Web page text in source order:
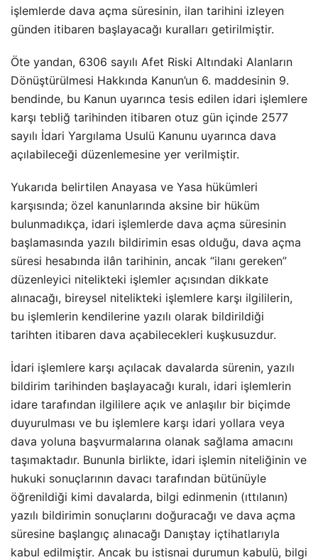
işlemlerde dava açma süresinin, ilan tarihini izleyen
günden itibaren başlayacağı kuralları getirilmiştir.
Öte yandan, 6306 sayılı Afet Riski Altındaki Alanların
Dönüştürülmesi Hakkında Kanun’un 6. maddesinin 9.
bendinde, bu Kanun uyarınca tesis edilen idari işlemlere
karşı tebliğ tarihinden itibaren otuz gün içinde 2577
sayılı İdari Yargılama Usulü Kanunu uyarınca dava
açılabileceği düzenlemesine yer verilmiştir.
Yukarıda belirtilen Anayasa ve Yasa hükümleri
karşısında; özel kanunlarında aksine bir hüküm
bulunmadıkça, idari işlemlerde dava açma süresinin
başlamasında yazılı bildirimin esas olduğu, dava açma
süresi hesabında ilân tarihinin, ancak “ilanı gereken”
düzenleyici nitelikteki işlemler açısından dikkate
alınacağı, bireysel nitelikteki işlemlere karşı ilgililerin,
bu işlemlerin kendilerine yazılı olarak bildirildiği
tarihten itibaren dava açabilecekleri kuşkusuzdur.
İdari işlemlere karşı açılacak davalarda sürenin, yazılı
bildirim tarihinden başlayacağı kuralı, idari işlemlerin
idare tarafından ilgililere açık ve anlaşılır bir biçimde
duyurulması ve bu işlemlere karşı idari yollara veya
dava yoluna başvurmalarına olanak sağlama amacını
taşımaktadır. Bununla birlikte, idari işlemin niteliğinin ve
hukuki sonuçlarının davacı tarafından bütünüyle
öğrenildiği kimi davalarda, bilgi edinmenin (ıttılanın)
yazılı bildirimin sonuçlarını doğuracağı ve dava açma
süresine başlangıç alınacağı Danıştay içtihatlarıyla
kabul edilmiştir. Ancak bu istisnai durumun kabulü, bilgi